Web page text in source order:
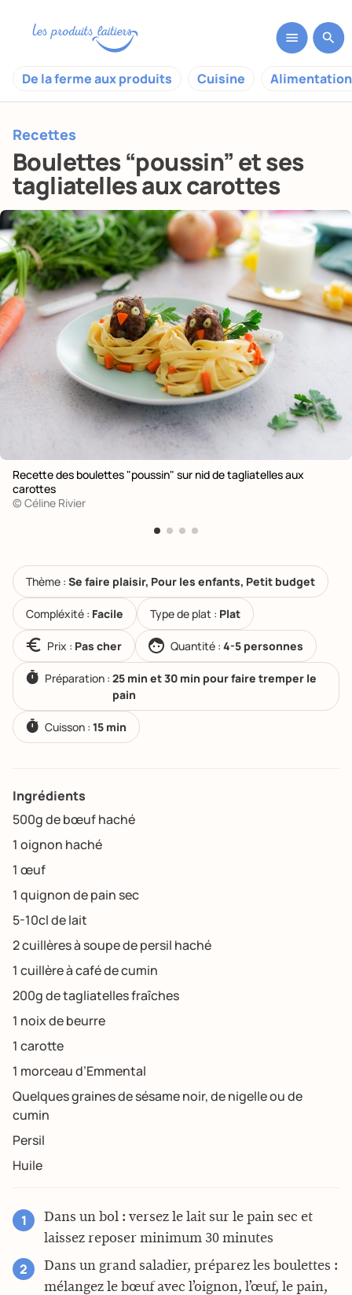
De la ferme aux produits Cuisine
Recettes
Boulettes “poussin” et ses
tagliatelles aux carottes
Recette des boulettes "poussin" sur nid de tagliatelles aux
carottes
© Céline Rivier
Thème : Se faire plaisir, Pour les enfants, Petit budget
Compléxité : Facile Type de plat : Plat
Prix : Pas cher Quantité : 4-5 personnes
Préparation :25 min et 30 min pour faire tremper le
pain
Cuisson :15 min
Ingrédients
500g de bœuf haché
1 oignon haché
1 œuf
1 quignon de pain sec
5-10cl de lait
2 cuillères à soupe de persil haché
1 cuillère à café de cumin
200g de tagliatelles fraîches
1 noix de beurre
1 carotte
1 morceau d’Emmental
Quelques graines de sésame noir, de nigelle ou de
cumin
Persil
Huile
Dans un bol : versez le lait sur le pain sec et
laissez reposer minimum 30 minutes
Dans un grand saladier, préparez les boulettes :
mélangez le bœuf avec l’oignon, l’œuf, le pain,